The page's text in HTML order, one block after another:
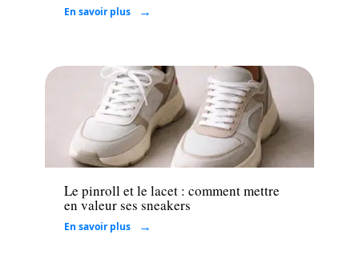
En savoir plus
Mode
Le pinroll et le lacet : comment mettre
en valeur ses sneakers
En savoir plus